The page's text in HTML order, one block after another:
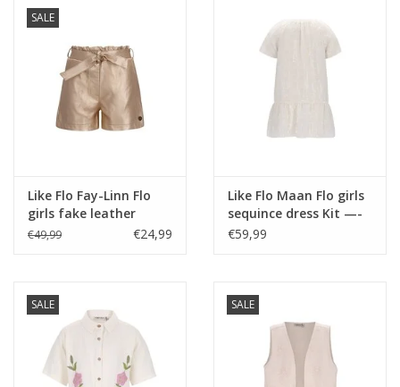
SALE
Like Flo Fay-Linn Flo
girls fake leather
short with shell belt
€49,99 €24,99
Like Flo Maan Flo girls
sequince dress Kit —-
€59,99
SALE SALE